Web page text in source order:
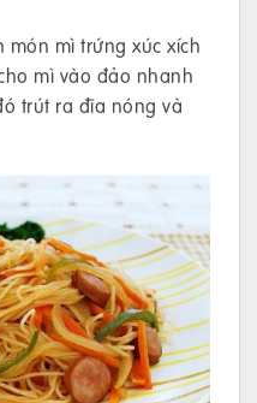
mì trứng xúc xích
mì vào đảo nhanh
trút ra đĩa nóng và